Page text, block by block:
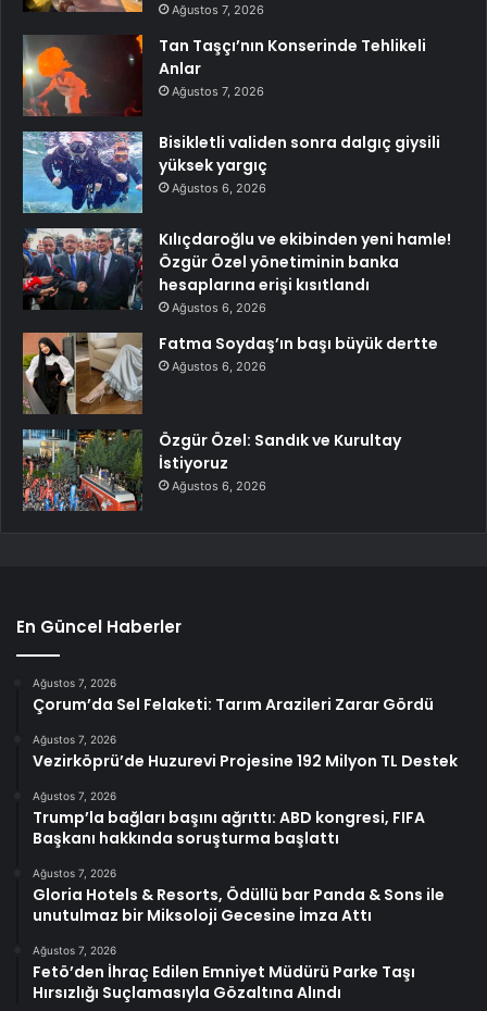
Ağustos 7, 2026
Tan Taşçı’nın Konserinde Tehlikeli
Anlar
Ağustos 7, 2026
Bisikletli validen sonra dalgıç giysili
yüksek yargıç
Ağustos 6, 2026
Kılıçdaroğlu ve ekibinden yeni hamle!
Özgür Özel yönetiminin banka
hesaplarına erişi kısıtlandı
Ağustos 6, 2026
Fatma Soydaş’ın başı büyük dertte
Ağustos 6, 2026
Özgür Özel: Sandık ve Kurultay
İstiyoruz
Ağustos 6, 2026
En Güncel Haberler
Ağustos 7, 2026
Çorum’da Sel Felaketi: Tarım Arazileri Zarar Gördü
Ağustos 7, 2026
Vezirköprü’de Huzurevi Projesine 192 Milyon TL Destek
Ağustos 7, 2026
Trump’la bağları başını ağrıttı: ABD kongresi, FIFA
Başkanı hakkında soruşturma başlattı
Ağustos 7, 2026
Gloria Hotels & Resorts, Ödüllü bar Panda & Sons ile
unutulmaz bir Miksoloji Gecesine İmza Attı
Ağustos 7, 2026
Fetö’den İhraç Edilen Emniyet Müdürü Parke Taşı
Hırsızlığı Suçlamasıyla Gözaltına Alındı